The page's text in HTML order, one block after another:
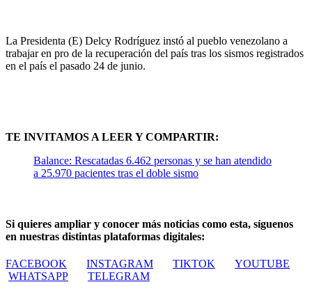
La Presidenta (E) Delcy Rodríguez instó al pueblo venezolano a
trabajar en pro de la recuperación del país tras los sismos registrados
en el país el pasado 24 de junio.
TE INVITAMOS A LEER Y COMPARTIR:
Balance: Rescatadas 6.462 personas y se han atendido
a 25.970 pacientes tras el doble sismo
Si quieres ampliar y conocer más noticias como esta, síguenos
en nuestras distintas plataformas digitales:
FACEBOOK INSTAGRAM TIKTOK
YOUTUBE
WHATSAPP
TELEGRAM